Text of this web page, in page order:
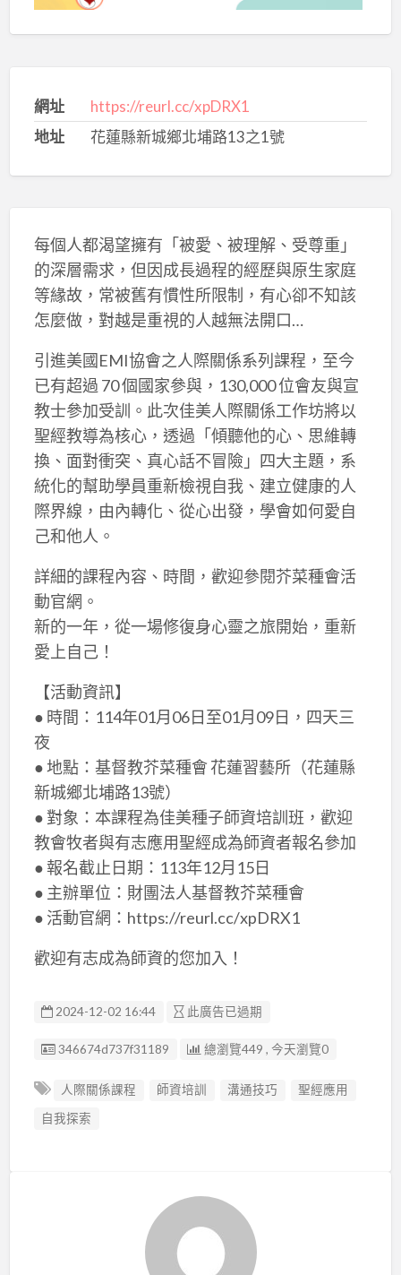
網址
https://reurl.cc/xpDRX1
地址
花蓮縣新城鄉北埔路13之1號
每個人都渴望擁有「被愛、被理解、受尊重」
的深層需求，但因成長過程的經歷與原生家庭
等緣故，常被舊有慣性所限制，有心卻不知該
怎麼做，對越是重視的人越無法開口…
引進美國EMI協會之人際關係系列課程，至今
已有超過 70 個國家參與，130,000 位會友與宣
教士參加受訓。此次佳美人際關係工作坊將以
聖經教導為核心，透過「傾聽他的心、思維轉
換、面對衝突、真心話不冒險」四大主題，系
統化的幫助學員重新檢視自我、建立健康的人
際界線，由內轉化、從心出發，學會如何愛自
己和他人。
詳細的課程內容、時間，歡迎參閱芥菜種會活
動官網。
新的一年，從一場修復身心靈之旅開始，重新
愛上自己！
【活動資訊】
● 時間：114年01月06日至01月09日，四天三
夜
● 地點：基督教芥菜種會 花蓮習藝所（花蓮縣
新城鄉北埔路13號）
● 對象：本課程為佳美種子師資培訓班，歡迎
教會牧者與有志應用聖經成為師資者報名參加
● 報名截止日期：113年12月15日
● 主辦單位：財團法人基督教芥菜種會
● 活動官網：https://reurl.cc/xpDRX1
歡迎有志成為師資的您加入！
2024-12-02 16:44 此廣告已過期
廣告编號
346674d737f31189 總瀏覽449 , 今天瀏覽0
人際關係課程 師資培訓 溝通技巧
聖經應用
自我探索